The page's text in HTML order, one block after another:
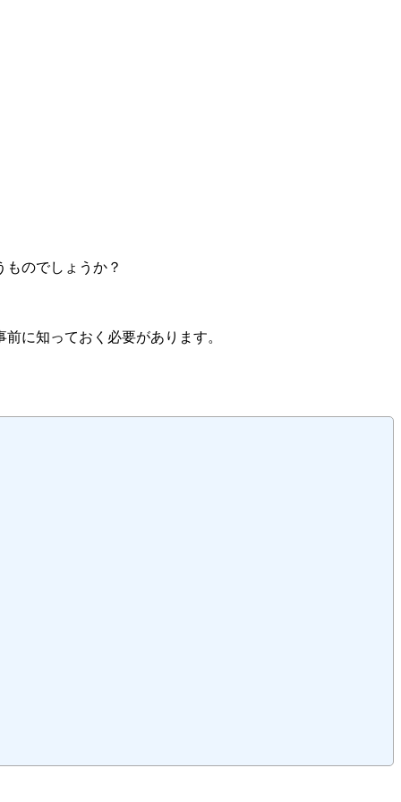
ものでしょうか？
前に知っておく必要があります。